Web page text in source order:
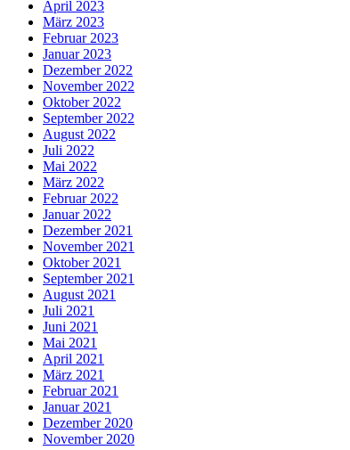
April 2023
März 2023
Februar 2023
Januar 2023
Dezember 2022
November 2022
Oktober 2022
September 2022
August 2022
Juli 2022
Mai 2022
März 2022
Februar 2022
Januar 2022
Dezember 2021
November 2021
Oktober 2021
September 2021
August 2021
Juli 2021
Juni 2021
Mai 2021
April 2021
März 2021
Februar 2021
Januar 2021
Dezember 2020
November 2020